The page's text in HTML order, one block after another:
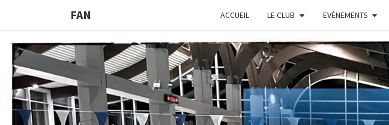
FAN ACCUEIL LE CLUB EVÈNEMENTS